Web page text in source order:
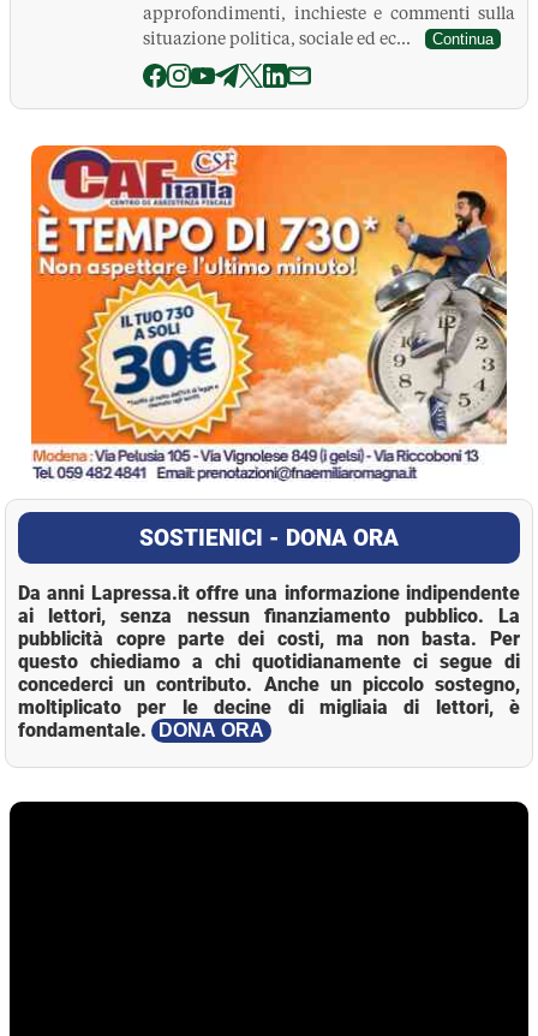
approfondimenti, inchieste e commenti sulla
situazione politica, sociale ed ec...
Continua
La Pressa
SOSTIENICI - DONA ORA
Da anni Lapressa.it offre una informazione indipendente
ai lettori, senza nessun finanziamento pubblico. La
pubblicità copre parte dei costi, ma non basta. Per
questo chiediamo a chi quotidianamente ci segue di
concederci un contributo. Anche un piccolo sostegno,
moltiplicato per le decine di migliaia di lettori, è
fondamentale.
DONA ORA